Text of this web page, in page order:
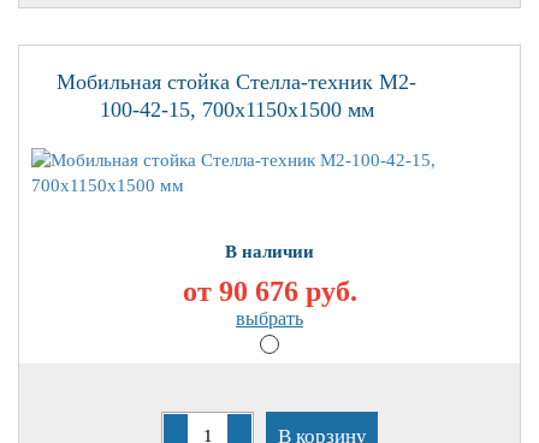
Мобильная стойка Стелла-техник M2-
100-42-15, 700х1150х1500 мм
В наличии
от 90 676руб.
выбрать
В корзину